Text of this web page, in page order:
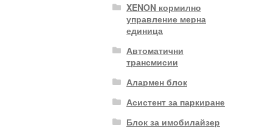
XENON кормилно
управление мерна
единица
Автоматични
трансмисии
Алармен блок
Асистент за паркиране
Блок за имобилайзер